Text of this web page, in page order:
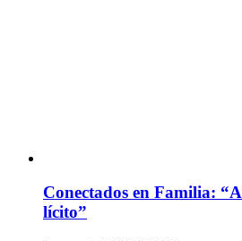
Conectados en Familia:
lícito”